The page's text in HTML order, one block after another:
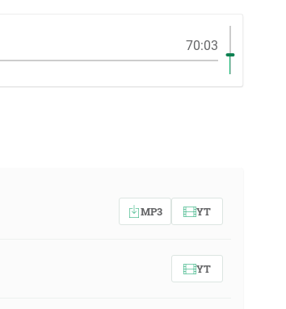
70:03
MP3 YT
YT